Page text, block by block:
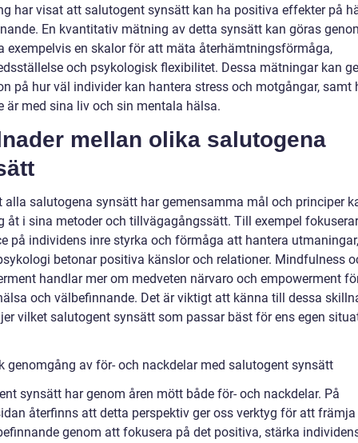
har visat att salutogent synsätt kan ha positiva effekter på
En kvantitativ mätning av detta synsätt kan göras
exempelvis en skalor för att mäta återhämtningsförmåga,
och psykologisk flexibilitet. Dessa mätningar kan
på hur väl individer kan hantera stress och motgångar, samt
är med sina liv och sin mentala hälsa.
mellan olika salutogena
alla salutogena synsätt har gemensamma mål och principer
åt i sina metoder och tillvägagångssätt. Till exempel fokuserar
på individens inre styrka och förmåga att hantera
betonar positiva känslor och relationer. Mindfulness
handlar mer om medveten närvaro och empowerment
och välbefinnande. Det är viktigt att känna till dessa
vilket salutogent synsätt som passar bäst för ens egen
genomgång av för- och nackdelar med salutogent synsätt
synsätt har genom åren mött både för- och nackdelar. På
återfinns att detta perspektiv ger oss verktyg för att
genom att fokusera på det positiva, stärka